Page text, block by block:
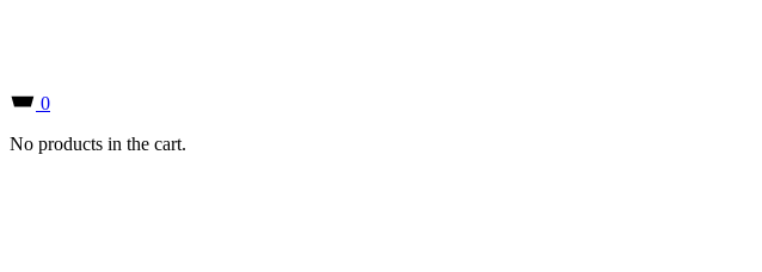
0
No products in the cart.